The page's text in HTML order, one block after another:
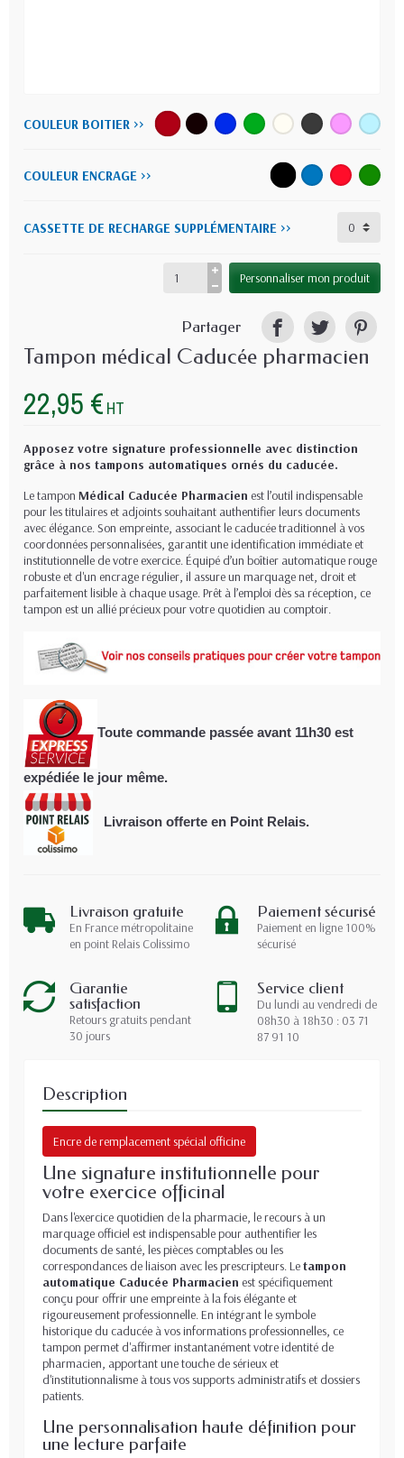
COULEUR BOITIER >>
COULEUR ENCRAGE >>
CASSETTE DE RECHARGE SUPPLÉMENTAIRE >>
Personnaliser mon produit
Partager
Tampon médical Caducée pharmacien
22,95 € HT
Apposez votre signature professionnelle avec distinction
grâce à nos tampons automatiques ornés du caducée.
Le tampon Médical Caducée Pharmacien est l’outil indispensable
pour les titulaires et adjoints souhaitant authentifier leurs documents
avec élégance. Son empreinte, associant le caducée traditionnel à vos
coordonnées personnalisées, garantit une identification immédiate et
institutionnelle de votre exercice. Équipé d’un boîtier automatique rouge
robuste et d'un encrage régulier, il assure un marquage net, droit et
parfaitement lisible à chaque usage. Prêt à l’emploi dès sa réception, ce
tampon est un allié précieux pour votre quotidien au comptoir.
Toute commande passée avant 11h30 est
expédiée le jour même.
Livraison offerte en Point Relais.
Livraison gratuite
En France métropolitaine
en point Relais Colissimo
Paiement sécurisé
Paiement en ligne 100%
sécurisé
Garantie
satisfaction
Retours gratuits pendant
30 jours
Service client
Du lundi au vendredi de
08h30 à 18h30 : 03 71
87 91 10
Description
Encre de remplacement spécial officine
Une signature institutionnelle pour
votre exercice officinal
Dans l'exercice quotidien de la pharmacie, le recours à un
marquage officiel est indispensable pour authentifier les
documents de santé, les pièces comptables ou les
correspondances de liaison avec les prescripteurs. Letampon
automatique Caducée Pharmacien est spécifiquement
conçu pour offrir une empreinte à la fois élégante et
rigoureusement professionnelle. En intégrant le symbole
historique du caducée à vos informations professionnelles, ce
tampon permet d'affirmer instantanément votre identité de
pharmacien, apportant une touche de sérieux et
d'institutionnalisme à tous vos supports administratifs et dossiers
patients.
Une personnalisation haute définition pour
une lecture parfaite